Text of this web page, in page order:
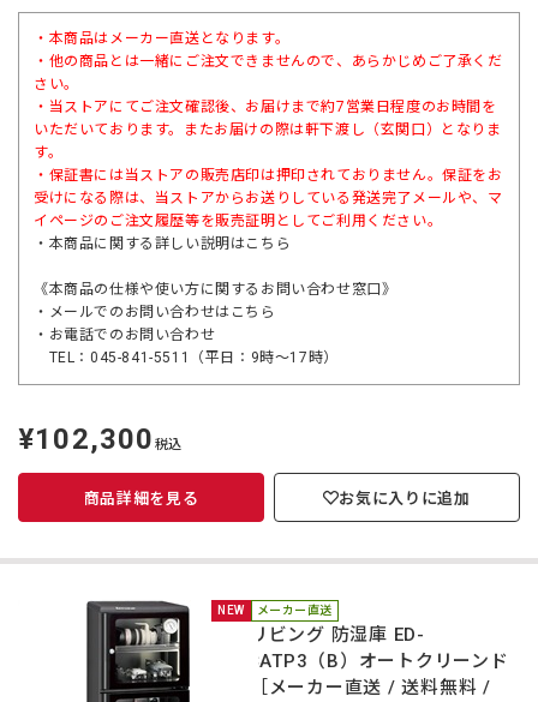
・本商品はメーカー直送となります。
・他の商品とは一緒にご注文できませんので、あらかじめご了承くだ
さい。
・当ストアにてご注文確認後、お届けまで約7営業日程度のお時間を
いただいております。またお届けの際は軒下渡し（玄関口）となりま
す。
・保証書には当ストアの販売店印は押印されておりません。保証をお
受けになる際は、当ストアからお送りしている発送完了メールや、マ
イページのご注文履歴等を販売証明としてご利用ください。
・本商品に関する詳しい説明はこちら
《本商品の仕様や使い方に関するお問い合わせ窓口》
・メールでのお問い合わせは こちら
・お電話でのお問い合わせ
TEL：045-841-5511（平日：9時～17時）
定
価
¥102,300 税込
商品詳細を見る お気に入りに追加
NEW メーカー直送
東洋リビング 防湿庫 ED-
165CATP3（B）オートクリーンド
ライ［メーカー直送 / 送料無料 /